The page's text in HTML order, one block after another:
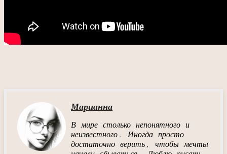
Марианна
В мире столько непонятного и
неизвестного. Иногда просто
достаточно верить, чтобы мечты